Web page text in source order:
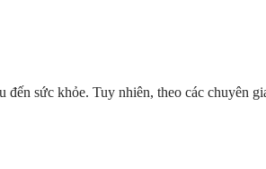
sức khỏe. Tuy nhiên, theo các chuyên